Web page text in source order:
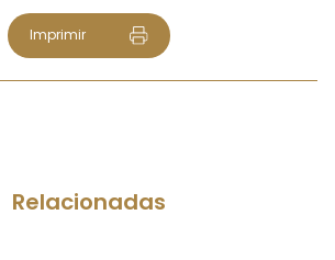
Imprimir
Relacionadas